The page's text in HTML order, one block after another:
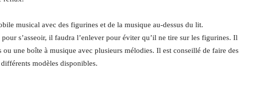
musical avec des figurines et de la musique au-dessus du lit.
s’asseoir, il faudra l’enlever pour éviter qu’il ne tire sur les figurines. Il
une boîte à musique avec plusieurs mélodies. Il est conseillé de faire des
modèles disponibles.